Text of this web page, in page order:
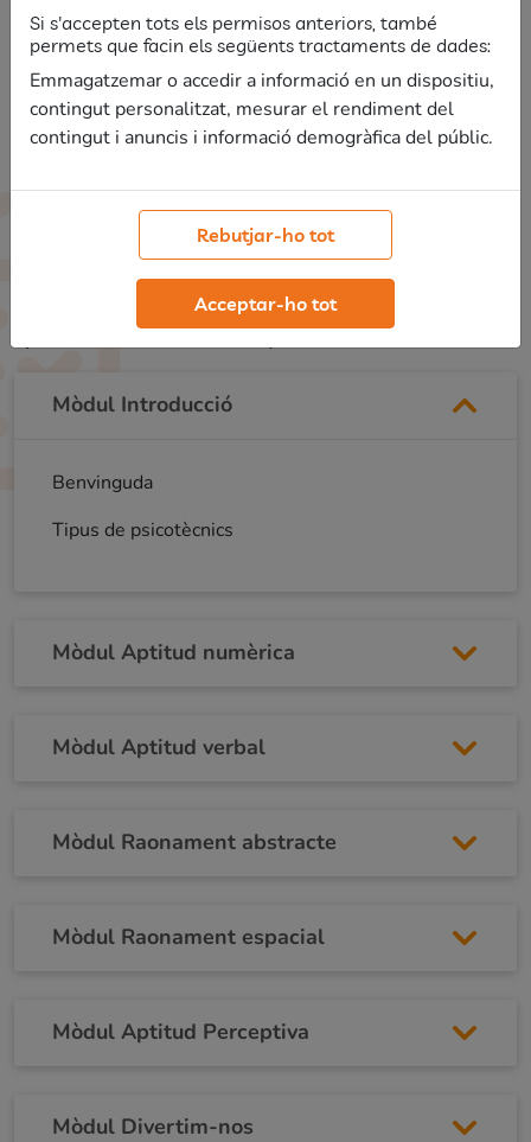
Contingut
Veurem tot el que necessites aprendre per treure la
màxima nota possible a la prova depsicotècnics
Mòdul Introducció
Benvinguda
Tipus de psicotècnics
Mòdul Aptitud numèrica
Mòdul Aptitud verbal
Mòdul Raonament abstracte
Mòdul Raonament espacial
Mòdul Aptitud Perceptiva
Mòdul Divertim-nos
Si s'accepten tots els permisos anteriors, també
permets que facin els següents tractaments de dades:
Emmagatzemar o accedir a informació en un dispositiu,
contingut personalitzat, mesurar el rendiment del
contingut i anuncis i informació demogràfica del públic.
Rebutjar-ho tot
Acceptar-ho tot